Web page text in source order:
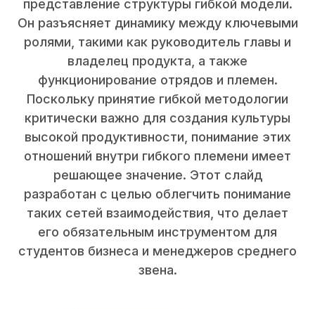
представление структуры гибкой модели.
Он разъясняет динамику между ключевыми
ролями, такими как руководитель главы и
владелец продукта, а также
функционирование отрядов и племен.
Поскольку принятие гибкой методологии
критически важно для создания культуры
высокой продуктивности, понимание этих
отношений внутри гибкого племени имеет
решающее значение. Этот слайд
разработан с целью облегчить понимание
таких сетей взаимодействия, что делает
его обязательным инструментом для
студентов бизнеса и менеджеров среднего
звена.